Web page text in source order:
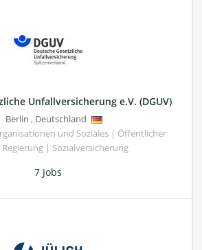
Unfallversicherung e.V. (DGUV)
Berlin , Deutschland
und Soziales | Öffentlicher
| Sozialversicherung
7 Jobs